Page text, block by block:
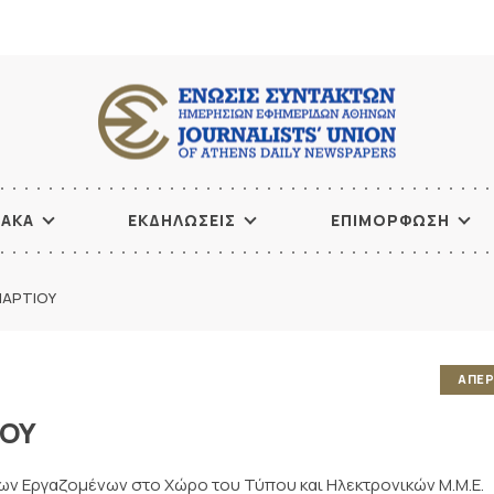
ΕΚΔΗΛΩΣΕΙΣ ΕΠΙΜΟΡΦΩΣΗ
Εργαζομένων στο Χώρο του Τύπου και Ηλεκτρονικών Μ.Μ.Ε.